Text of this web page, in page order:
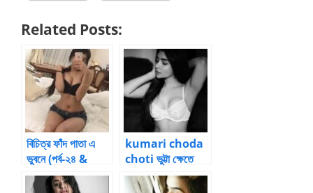
Related Posts:
বিচিত্র ফাঁদ পাতা এ
ভুবনে (পর্ব-২৪ &
শেষ পর্ব) –
kumari choda
choti ভুট্টা ক্ষেতে
কুমারী মেয়ে by নিঝুম